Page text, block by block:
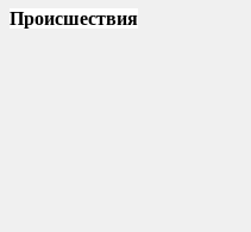
Происшествия